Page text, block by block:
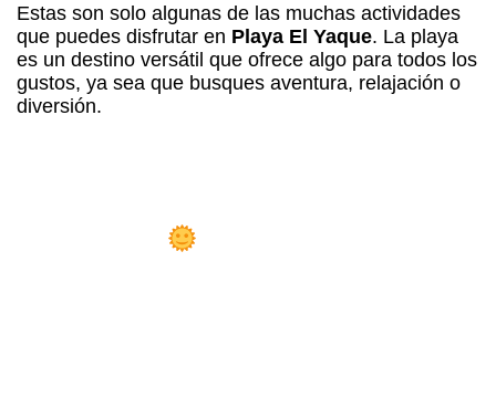
Estas son solo algunas de las muchas actividades
que puedes disfrutar en Playa El Yaque. La playa
es un destino versátil que ofrece algo para todos los
gustos, ya sea que busques aventura, relajación o
diversión.